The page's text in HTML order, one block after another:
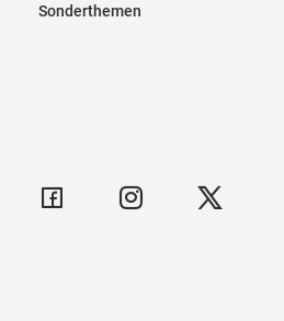
Sonderthemen